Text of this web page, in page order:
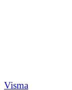
Visma